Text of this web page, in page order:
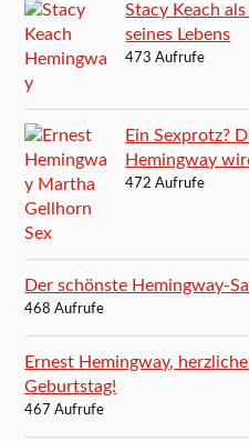
Stacy Keach
seines Lebens
473 Aufrufe
Ein Sexprotz?
Hemingway
472 Aufrufe
Der schönste Hemingway-
468 Aufrufe
Ernest Hemingway,
Geburtstag!
467 Aufrufe